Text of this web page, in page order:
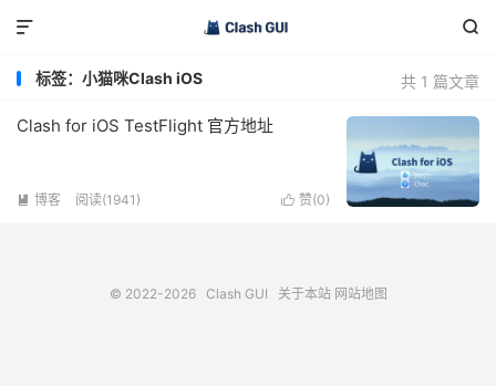


共 1 篇文章
标签：小猫咪Clash iOS
Clash for iOS TestFlight 官方地址
 赞(0)
 博客 阅读(1941)
© 2022-2026 Clash GUI 关于本站 网站地图